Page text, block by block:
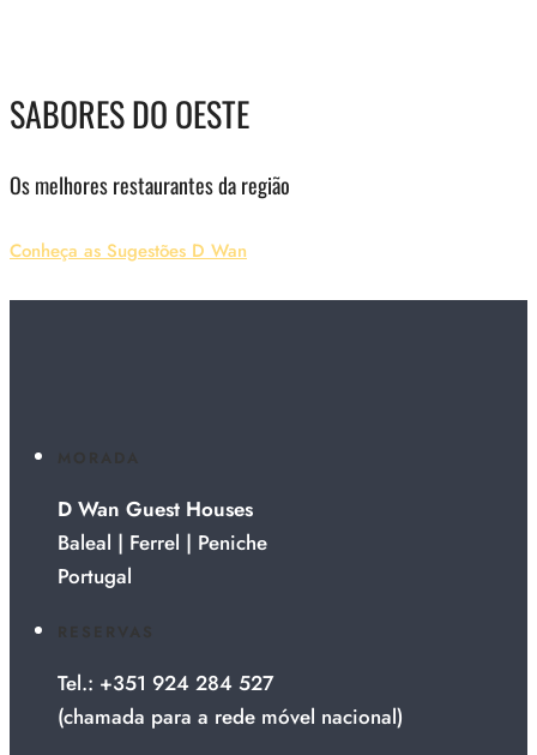
SABORES DO OESTE
Os melhores restaurantes da região
Conheça as Sugestões D Wan
D Wan Guest Houses
Baleal | Ferrel | Peniche
Portugal
Tel.: +351 924 284 527
(chamada para a rede móvel nacional)